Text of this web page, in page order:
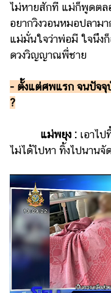
ไม่หายสักที แม่ก็พูดตล
อยากวิงวอนหมอปลาม
แม่มั่นใจว่าพ่อมี ใจนึง
ดวงวิญญาณพี่ชาย
- ตั้งแต่ศพแรก จนปัจ
?
แม่พยุง : เอาไ
ไม่ได้ไปหา ทิ้งไปนานจั